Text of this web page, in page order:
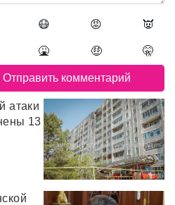
😷 😡 👿
🤮 🤑 🤫
атаки
13